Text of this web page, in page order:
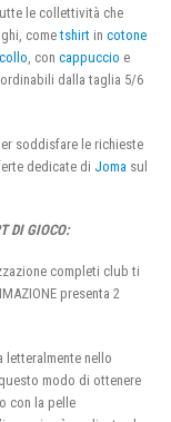
le collettività che
cometshirt in cotone
, con cappuccio e
dalla taglia 5/6
soddisfare le richieste
dedicate di Joma sul
DI GIOCO:
completi club ti
presenta 2
letteralmente nello
modo di ottenere
con la pelle